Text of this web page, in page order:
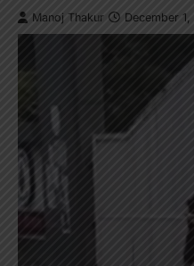
Manoj Thakur December